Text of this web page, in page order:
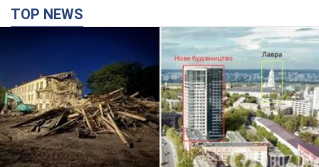
TOP NEWS